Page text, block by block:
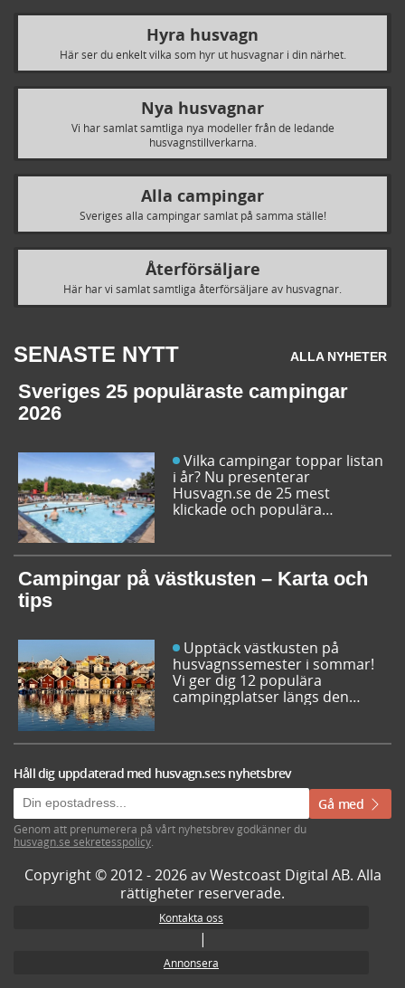
Hyra husvagn
Här ser du enkelt vilka som hyr ut husvagnar i din närhet.
Nya husvagnar
Vi har samlat samtliga nya modeller från de ledande
husvagnstillverkarna.
Alla campingar
Sveriges alla campingar samlat på samma ställe!
Återförsäljare
Här har vi samlat samtliga återförsäljare av husvagnar.
SENASTE NYTT ALLA NYHETER
Sveriges 25 populäraste campingar
2026
Vilka campingar toppar listan
i år? Nu presenterar
Husvagn.se de 25 mest
klickade och populära
inspireras av campingfolkets
egna favoriter och hitta din
nästa favorit redan idag!
Campingar på västkusten – Karta och
tips
husvagnssemester i sommar!
Vi ger dig 12 populära
campingplatser längs den
campingar längst västkusten
Håll dig uppdaterad med husvagn.se:s nyhetsbrev
Gå med
Genom att prenumerera på vårt nyhetsbrev godkänner du
husvagn.se sekretesspolicy.
Copyright © 2012 - 2026 av Westcoast Digital AB. Alla
rättigheter reserverade.
Kontakta oss
|
Annonsera